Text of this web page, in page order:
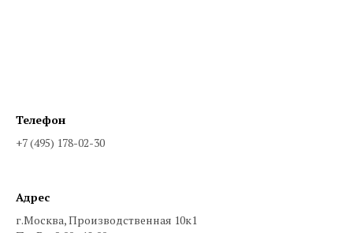
Телефон
+7 (495) 178-02-30
Адрес
г.Москва, Производственная 10к1